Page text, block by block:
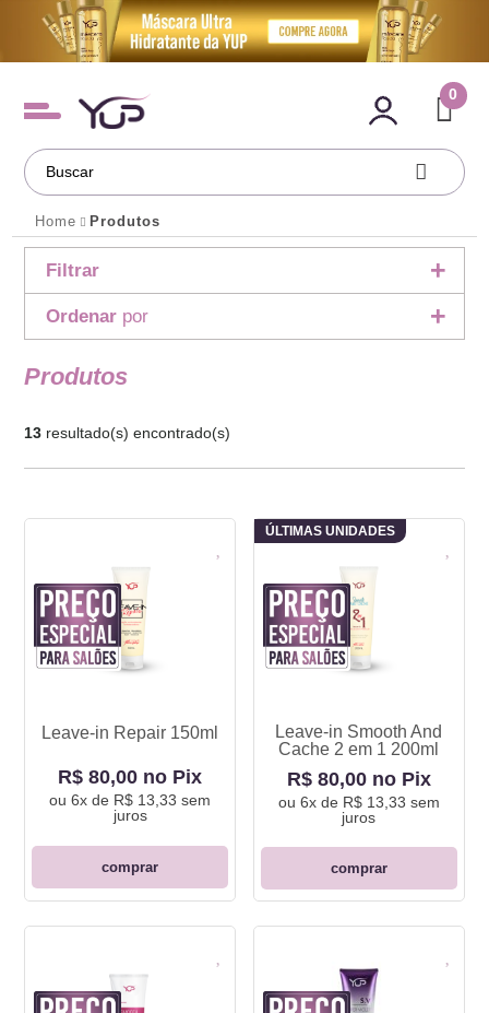
0
Home Produtos
Filtrar
Ordenar por
Produtos
13 resultado(s) encontrado(s)
Leave-in Repair 150ml
R$ 80,00 no Pix
ou6x de R$ 13,33 sem
juros
comprar
Leave-in Smooth And
Cache 2 em 1 200ml
R$ 80,00 no Pix
ou 6x de R$ 13,33 sem
juros
comprar
ÚLTIMAS UNIDADES